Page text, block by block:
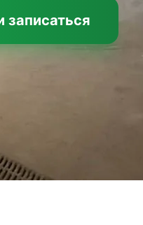
записаться